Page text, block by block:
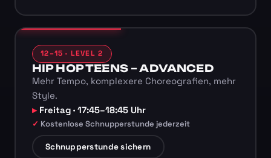
12–15 · LEVEL 2
HIP HOP TEENS – ADVANCED
Mehr Tempo, komplexere Choreografien, mehr
Style.
Freitag · 17:45–18:45 Uhr
Kostenlose Schnupperstunde jederzeit
Schnupperstunde sichern